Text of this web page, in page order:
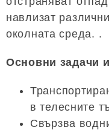
навлизат
околната среда. .
Основни задачи
в телесните
Свързва